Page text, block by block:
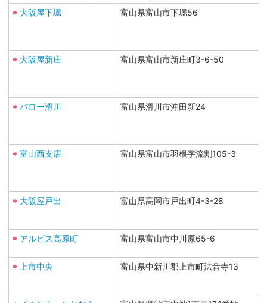
大阪屋下堀
富山県富山市下堀56
大阪屋新庄 富山県富山市新庄町3-6-50
バロー滑川 富山県滑川市沖田新24
富山西支店 富山県富山市羽根字流割105-3
大阪屋戸出 富山県高岡市戸出町4-3-28
アルビス高原町 富山県富山市中川原65-6
上市中央 富山県中新川郡上市町法音寺13